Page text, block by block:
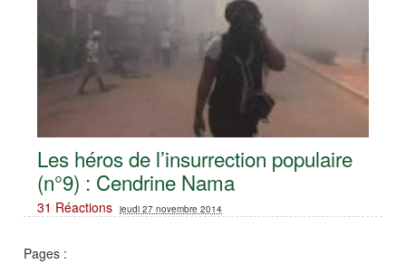
Les héros de l’insurrection populaire
(n°9) : Cendrine Nama
31 Réactions jeudi 27 novembre 2014
Pages :